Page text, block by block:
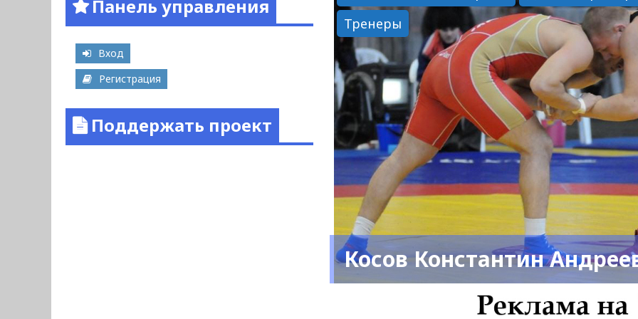
Тренеры
Косов Константин
Панель управления
Вход
Регистрация
Поддержать проект